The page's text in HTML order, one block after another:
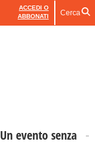
ACCEDI O
ABBONATI
Cerca
Un evento senza